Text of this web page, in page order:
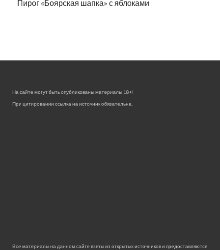
Пирог «Боярская шапка» с яблоками
На сайте могут быть опубликованы материалы 18+!
При цитировании ссылка на источник обязательна.
Все материалы на данном сайте взяты из открытых источников и предоставляются